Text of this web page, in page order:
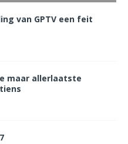
van GPTV een feit
maar allerlaatste